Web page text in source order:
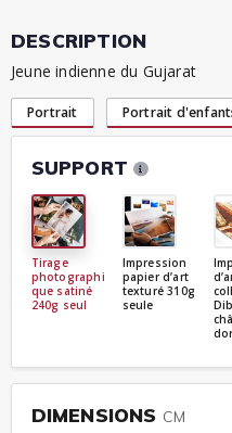
DESCRIPTION
Jeune indienne du Gujarat
Portrait Portrait
SUPPORT
Tirage
photographi
que satiné
240g seul
Impression
papier d’art
texturé 310g
seule
DIMENSIONS CM